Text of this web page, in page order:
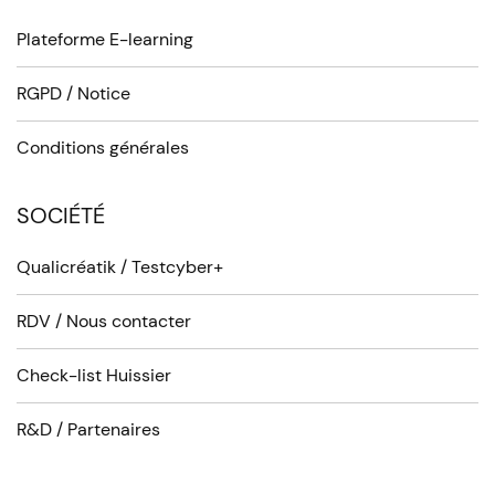
Plateforme E-learning
RGPD / Notice
Conditions générales
SOCIÉTÉ
Qualicréatik / Testcyber+
RDV / Nous contacter
Check-list Huissier
R&D / Partenaires